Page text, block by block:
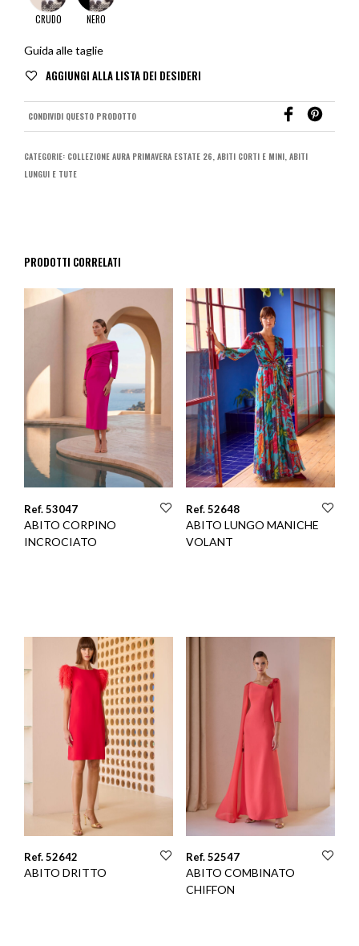
CRUDO NERO
Guida alle taglie
CONDIVIDI QUESTO PRODOTTO
CATEGORIE: COLLEZIONE AURA PRIMAVERA ESTATE 26, ABITI CORTI E MINI, ABITI
LUNGUI E TUTE
PRODOTTI CORRELATI
Ref. 53047
ABITO CORPINO
INCROCIATO
Ref. 52648
ABITO LUNGO MANICHE
VOLANT
Ref. 52642
ABITO DRITTO
Ref. 52547
ABITO COMBINATO
CHIFFON